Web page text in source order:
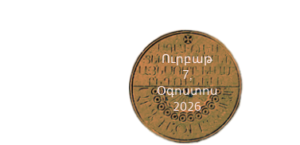
Ուրբաթ
7,
Օգոստոս
2026